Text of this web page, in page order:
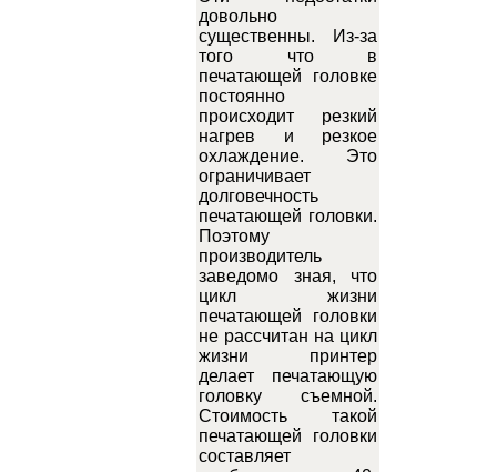
довольно
существенны. Из-за
того что в
печатающей головке
постоянно
происходит резкий
нагрев и резкое
охлаждение. Это
ограничивает
долговечность
печатающей головки.
Поэтому
производитель
заведомо зная, что
цикл жизни
печатающей головки
не рассчитан на цикл
жизни принтер
делает печатающую
головку съемной.
Стоимость такой
печатающей головки
составляет